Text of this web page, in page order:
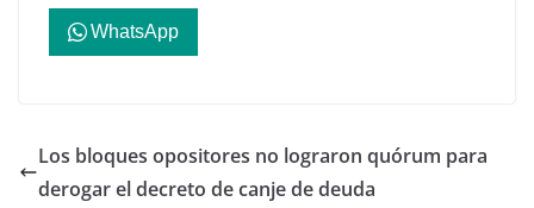
WhatsApp
Los bloques opositores no lograron quórum para
derogar el decreto de canje de deuda